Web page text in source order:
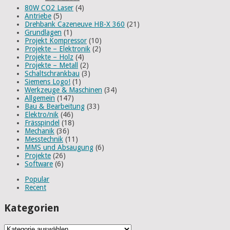
80W CO2 Laser (4)
Antriebe (5)
Drehbank Cazeneuve HB-X 360 (21)
Grundlagen (1)
Projekt Kompressor (10)
Projekte – Elektronik (2)
Projekte – Holz (4)
Projekte – Metall
(2)
Schaltschrankbau (3)
Siemens Logo! (1)
Werkzeuge & Maschinen (34)
Allgemein (147)
Bau & Bearbeitung (33)
Elektro/nik (46)
Frässpindel (18)
Mechanik (36)
Messtechnik (11)
MMS und Absaugung (6)
Projekte (26)
Software (6)
Popular
Recent
Kategorien
Kategorien